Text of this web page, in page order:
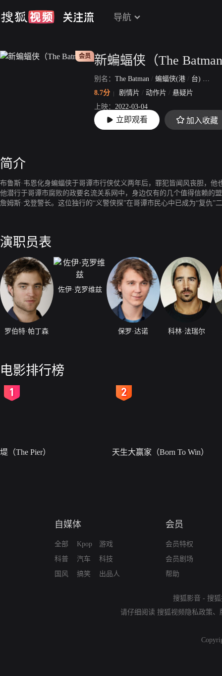
导航
会员 新蝙蝠侠（The
别名： The Batman / 蝙蝠侠(港 / 台) / 重
8.7分
剧情片 / 动作片 / 悬疑片
上映： 2022-03-04
片长： 168分58秒
立即观看 加入收藏
简介
布鲁斯·韦恩化身蝙蝠侠于哥谭市行侠仗义两年后，罪犯皆闻风丧胆，他
他潜行于哥谭市腐败的政要名流关系网中，身边仅有的几个值得信赖的
詹姆斯·戈登警长。这位独行的“义警侠探”在哥谭市民心中已成为“复仇”
演职员表
罗伯特·帕丁森
佐伊·克罗维兹
保罗·达诺 科林·法瑞尔
电影排行榜
堤（The Pier） 天生大赢家（Born To Win）
自媒体
全部
科普
国风
Kpop
汽车
搞笑
游戏
科技
出品人
会员
会员特权
会员剧场
帮助
搜狐影音 - 搜
请仔细阅读 搜狐视频隐私政策、